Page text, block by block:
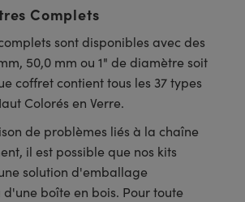
Complets
sont disponibles avec des
50,0 mm ou 1" de diamètre soit
coffret contient tous les 37 types
Colorés en Verre.
de problèmes liés à la chaîne
il est possible que nos kits
solution d'emballage
boîte en bois. Pour toute